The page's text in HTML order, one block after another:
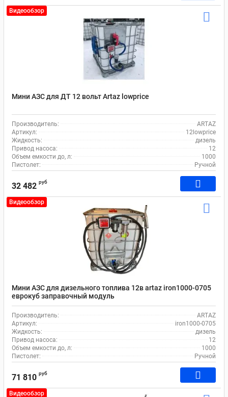
Видеообзор
Мини АЗС для ДТ 12 вольт Artaz lowprice
Производитель:
ARTAZ
Артикул:
12lowprice
Жидкость:
дизель
Привод насоса:
12
Объем емкости до, л:
1000
Пистолет:
Ручной
32 482 руб
Видеообзор
Мини АЗС для дизельного топлива 12в artaz iron1000-0705
еврокуб заправочный модуль
Производитель:
ARTAZ
Артикул:
iron1000-0705
Жидкость:
дизель
Привод насоса:
12
Объем емкости до, л:
1000
Пистолет:
Ручной
71 810 руб
Видеообзор